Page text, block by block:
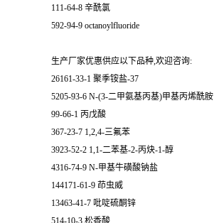
111-64-8 辛酰氯
592-94-9 octanoylfluoride
生产厂家优惠供应以下品种,欢迎咨询:
26161-33-1 聚季铵盐-37
5205-93-6 N-(3-二甲氨基丙基)甲基丙烯酰胺
99-66-1 丙戊酸
367-23-7 1,2,4-三氟苯
3923-52-2 1,1-二苯基-2-丙炔-1-醇
4316-74-9 N-甲基牛磺酸钠盐
144171-61-9 茚虫威
13463-41-7 吡啶硫酮锌
514-10-3 松香酸